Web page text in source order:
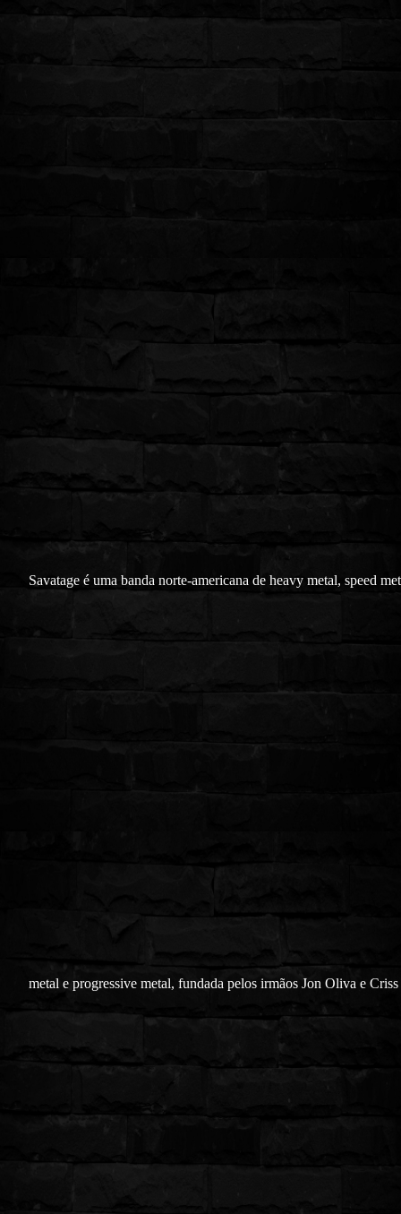
Savatage é uma banda norte-americana de heavy metal, speed
metal e progressive metal, fundada pelos irmãos Jon Oliva e